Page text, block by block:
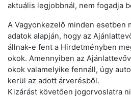
aktuális legjobbnál, nem fogadja
A Vagyonkezelő minden esetben
adatok alapján, hogy az
állnak-e fent a Hirdetményben
okok. Amennyiben az
okok valamelyike fennáll, úgy
kerül az adott árverésből.
Kizárást követően jogorvoslatra